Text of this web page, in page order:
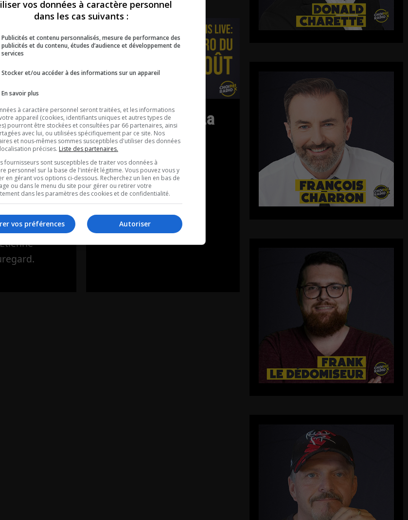
|
3e lien
et
L’introduction | La
course est
officiellement
lancée!
L’introduction du 7 août.
vos données à caractère personnel
dans les cas suivants :
Publicités et contenu personnalisés, mesure de performance des
publicités et du contenu, études d’audience et développement de
services
Stocker et/ou accéder à des informations sur un appareil
En savoir plus
à caractère personnel seront traitées, et les informations
appareil (cookies, identifiants uniques et autres types de
pourront être stockées et consultées par 66 partenaires, ainsi
avec lui, ou utilisées spécifiquement par ce site. Nos
et nous-mêmes sommes susceptibles d'utiliser des données
précises. Liste des partenaires.
fournisseurs sont susceptibles de traiter vos données à
personnel sur la base de l'intérêt légitime. Vous pouvez vous y
en gérant vos options ci-dessous. Recherchez un lien en bas de
ou dans le menu du site pour gérer ou retirer votre
dans les paramètres des cookies et de confidentialité.
Autoriser
vos préférences